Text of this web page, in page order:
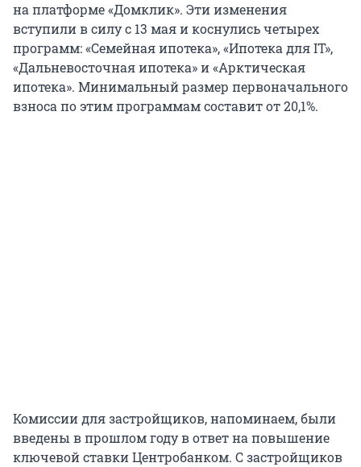
на платформе «Домклик». Эти изменения
вступили в силу с 13 мая и коснулись четырех
программ: «Семейная ипотека», «Ипотека для IT»,
«Дальневосточная ипотека» и «Арктическая
ипотека». Минимальный размер первоначального
взноса по этим программам составит от 20,1%.
Комиссии для застройщиков, напоминаем, были
введены в прошлом году в ответ на повышение
ключевой ставки Центробанком. С застройщиков